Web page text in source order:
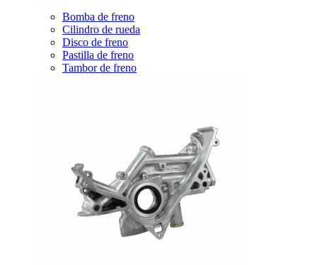
Bomba de freno
Cilindro de rueda
Disco de freno
Pastilla de freno
Tambor de freno